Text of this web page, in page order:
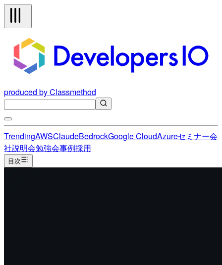
produced by Classmethod
TrendingAWSClaudeBedrockGoogle CloudAzureセミナー会
社説明会勉強会事例採用
目次